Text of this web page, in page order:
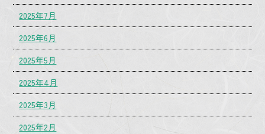
2025年7月
2025年6月
2025年5月
2025年4月
2025年3月
2025年2月